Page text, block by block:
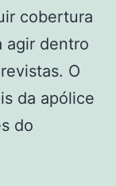
cobertura
agir dentro
O
da apólice
do